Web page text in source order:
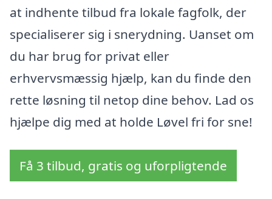
at indhente tilbud fra lokale fagfolk, der
specialiserer sig i snerydning. Uanset om
du har brug for privat eller
erhvervsmæssig hjælp, kan du finde den
rette løsning til netop dine behov. Lad os
hjælpe dig med at holde Løvel fri for sne!
Få 3 tilbud, gratis og uforpligtende